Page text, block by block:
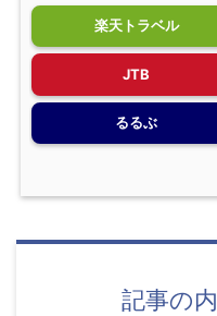
楽天トラベル
JTB
るるぶ
記事の